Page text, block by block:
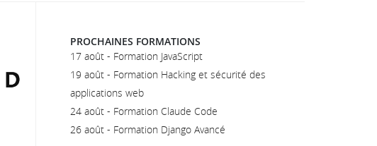
PROCHAINES FORMATIONS
17 août - Formation JavaScript
19 août - Formation Hacking et sécurité des
applications web
24 août - Formation Claude Code
26 août - Formation Django Avancé